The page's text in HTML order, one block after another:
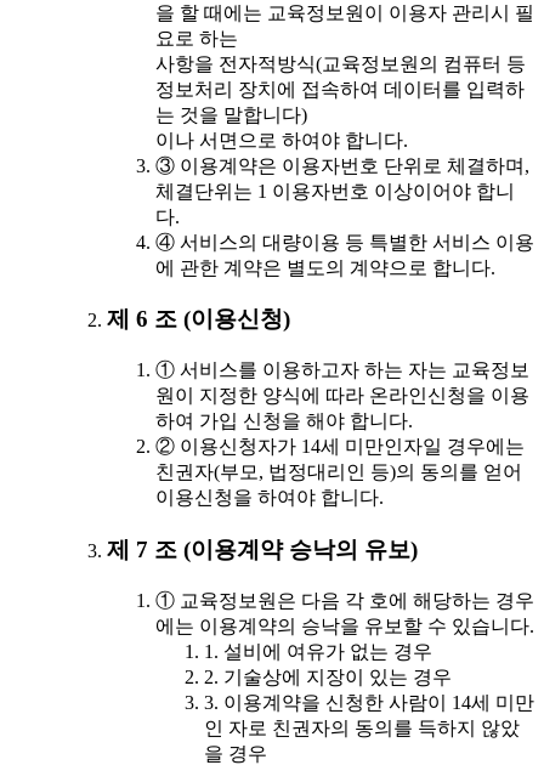
을 할 때에는 교육정보원이 이용자 관리시 필
요로 하는
사항을 전자적방식(교육정보원의 컴퓨터 등
정보처리 장치에 접속하여 데이터를 입력하
는 것을 말합니다)
이나 서면으로 하여야 합니다.
③ 이용계약은 이용자번호 단위로 체결하며,
체결단위는 1 이용자번호 이상이어야 합니
다.
④ 서비스의 대량이용 등 특별한 서비스 이용
에 관한 계약은 별도의 계약으로 합니다.
제 6 조 (이용신청)
① 서비스를 이용하고자 하는 자는 교육정보
원이 지정한 양식에 따라 온라인신청을 이용
하여 가입 신청을 해야 합니다.
② 이용신청자가 14세 미만인자일 경우에는
친권자(부모, 법정대리인 등)의 동의를 얻어
이용신청을 하여야 합니다.
제 7 조 (이용계약 승낙의 유보)
① 교육정보원은 다음 각 호에 해당하는 경우
에는 이용계약의 승낙을 유보할 수 있습니다.
1. 설비에 여유가 없는 경우
2. 기술상에 지장이 있는 경우
3. 이용계약을 신청한 사람이 14세 미만
인 자로 친권자의 동의를 득하지 않았
을 경우